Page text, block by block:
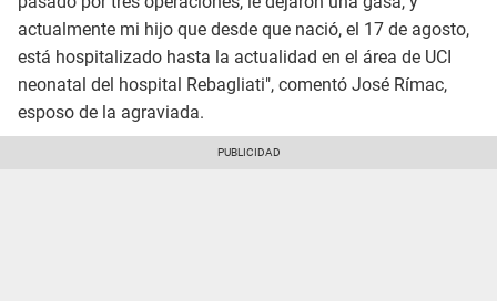
actualmente mi hijo que desde que nació, el 17 de agosto,
está hospitalizado hasta la actualidad en el área de UCI
neonatal del hospital Rebagliati", comentó José Rímac,
esposo de la agraviada.